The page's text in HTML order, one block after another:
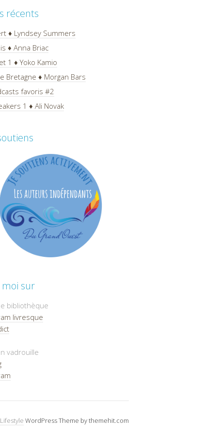
récents
♦ Lyndsey Summers
♦ Anna Briac
1 ♦ Yoko Kamio
Bretagne ♦ Morgan Bars
favoris #2
1 ♦ Ali Novak
moi sur
bibliothèque
livresque
vadrouille
Lifestyle WordPress Theme by themehit.com